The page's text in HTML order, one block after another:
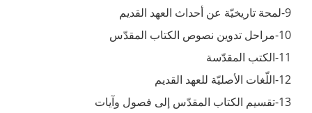
9-لمحة تاريخيّة عن أحداث العهد القديم
10-مراحل تدوين نصوص الكتاب المقدّس
11-الكتب المقدّسة
12-اللّغات الأصليّة للعهد القديم
13-تقسيم الكتاب المقدّس إلى فصول وآيات